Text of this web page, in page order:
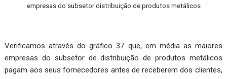
empresas do subsetor distribuição de produtos metálicos
Verificamos através do gráfico 37 que, em média as maiores
empresas do subsetor de distribuição de produtos metálicos
pagam aos seus fornecedores antes de receberem dos clientes,